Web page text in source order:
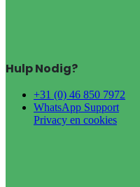
Hulp Nodig?
+31 (0) 46 850 7972
WhatsApp Support
Privacy en cookies